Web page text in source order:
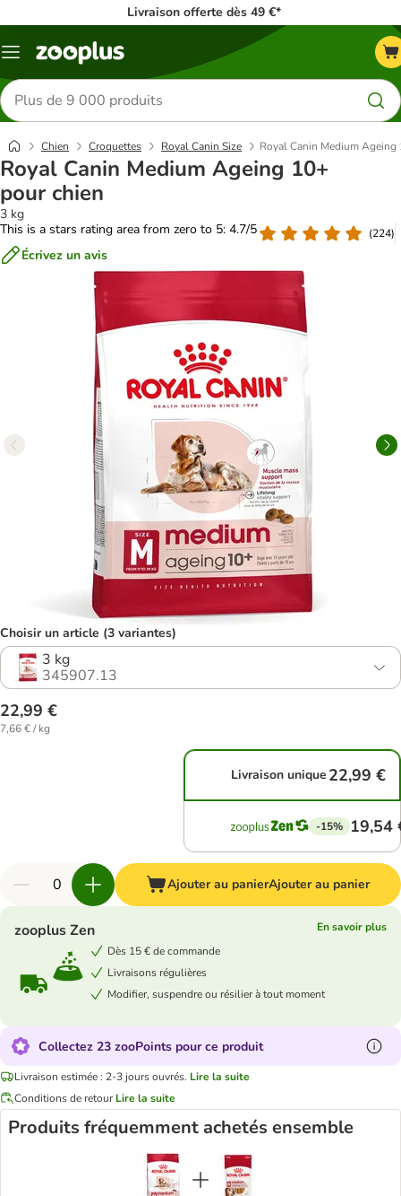
Livraison offerte dès 49 €*
Menu
Rechercher
des
produits
Chien Croquettes Royal Canin Size Royal Canin Medium Ageing
Royal Canin Medium Ageing 10+
pour chien
3 kg
This is a stars rating area from zero to 5: 4.7/5
(224)
Écrivez un avis
Choisir un article (3 variantes)
3 kg
345907.13
22,99 €
7,66 € / kg
Livraison unique 22,99 €
-15% 19,54
Ajouter au panierAjouter au panier
zooplus Zen
En savoir plus
Dès 15 € de commande
Livraisons régulières
Modifier, suspendre ou résilier à tout moment
Collectez 23 zooPoints pour ce produit
Livraison estimée : 2-3 jours ouvrés. Lire la suite
Conditions de retour Lire la suite
Produits fréquemment achetés ensemble